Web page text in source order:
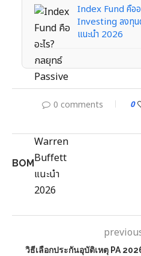
Index Fund คือ
Investing ลงทุ
แนะนำ 2026
0 comments 0
BOM
วิธีเลือกประกันอุบัติเหตุ PA